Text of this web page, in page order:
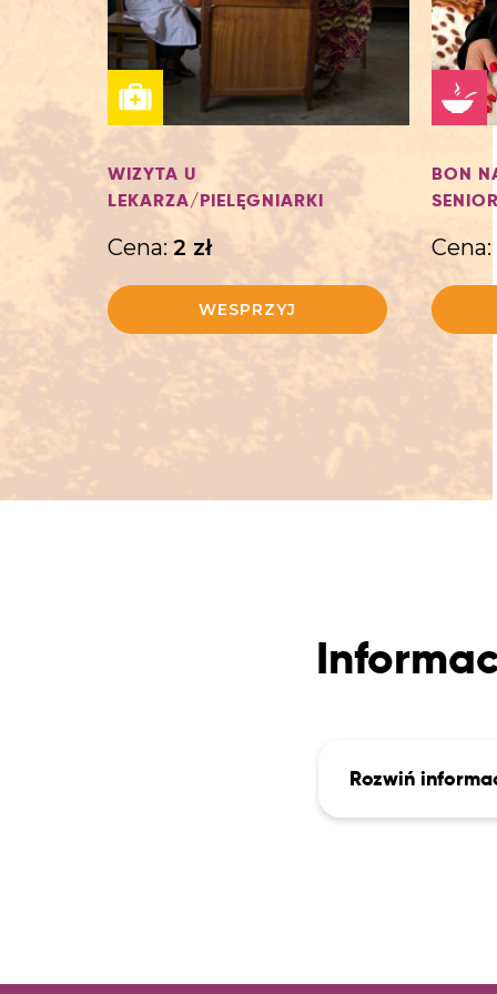
WIZYTA U
LEKARZA/PIELĘGNIARKI
Cena: 2 zł
WESPRZYJ
BON
Cena:
Rozwiń